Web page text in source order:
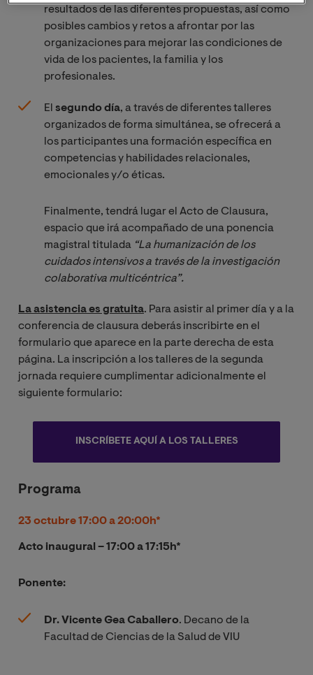
resultados de las diferentes propuestas, así como
posibles cambios y retos a afrontar por las
organizaciones para mejorar las condiciones de
vida de los pacientes, la familia y los
profesionales.
El segundo día, a través de diferentes talleres
organizados de forma simultánea, se ofrecerá a
los participantes una formación específica en
competencias y habilidades relacionales,
emocionales y/o éticas.
Finalmente, tendrá lugar el Acto de Clausura,
espacio que irá acompañado de una ponencia
magistral titulada “La humanización de los
cuidados intensivos a través de la investigación
colaborativa multicéntrica”.
La asistencia es gratuita. Para asistir al primer día y a la
conferencia de clausura deberás inscribirte en el
formulario que aparece en la parte derecha de esta
página. La inscripción a los talleres de la segunda
jornada requiere cumplimentar adicionalmente el
siguiente formulario:
INSCRÍBETE AQUÍ A LOS TALLERES
Programa
23 octubre 17:00 a 20:00h*
Acto inaugural – 17:00 a 17:15h*
Ponente:
Dr. Vicente Gea Caballero. Decano de la
Facultad de Ciencias de la Salud de VIU